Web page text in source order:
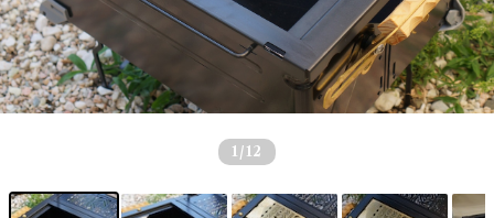
1 /12